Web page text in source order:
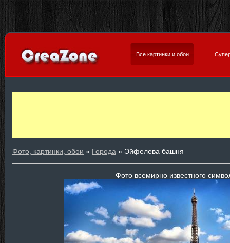
Все картинки и обои
Фото, картинки, обои » Города » Эйфелева башня
Фото всемирно известного